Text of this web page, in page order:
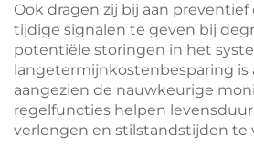
Ook dragen zij bij aan
tijdige signalen te geven bij
potentiële storingen in het
langetermijnkostenbesparing is
aangezien de nauwkeurige
regelfuncties helpen
verlengen en stilstandstijden te